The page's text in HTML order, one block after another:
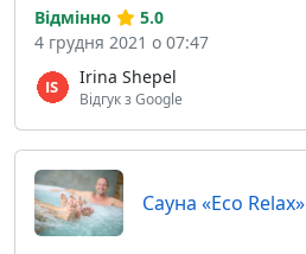
Irina Shepel
Відгук з Google
Відмінно
5.0
4 грудня 2021 о 07:47
Сауна «Eco